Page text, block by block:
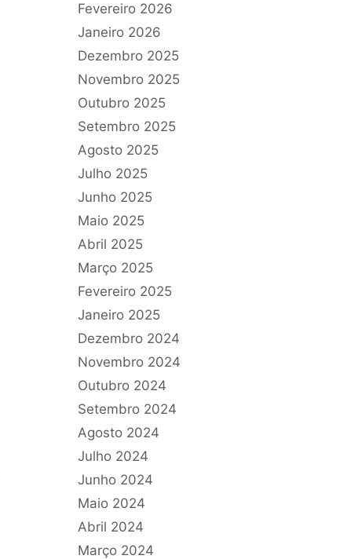
Fevereiro 2026
Janeiro 2026
Dezembro 2025
Novembro 2025
Outubro 2025
Setembro 2025
Agosto 2025
Julho 2025
Junho 2025
Maio 2025
Abril 2025
Março 2025
Fevereiro 2025
Janeiro 2025
Dezembro 2024
Novembro 2024
Outubro 2024
Setembro 2024
Agosto 2024
Julho 2024
Junho 2024
Maio 2024
Abril 2024
Março 2024